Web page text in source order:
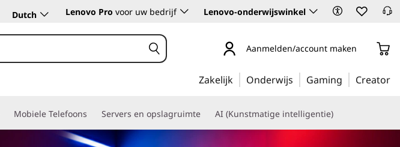
Dutch Lenovo Pro voor uw bedrijf Lenovo-onderwijswinkel
Aanmelden/account maken
Zakelijk Onderwijs Gaming Creator
Mobiele Telefoons Servers en opslagruimte AI (Kunstmatige intelligentie)